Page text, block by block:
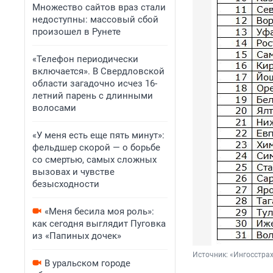
Множество сайтов враз стали
недоступны: массовый сбой
произошел в Рунете
«Телефон периодически
включается». В Свердловской
области загадочно исчез 16-
летний парень с длинными
волосами
«У меня есть еще пять минут»:
фельдшер скорой — о борьбе
со смертью, самых сложных
вызовах и чувстве
безысходности
«Меня бесила моя роль»:
как сегодня выглядит Пуговка
из «Папиных дочек»
В уральском городе
Источник: